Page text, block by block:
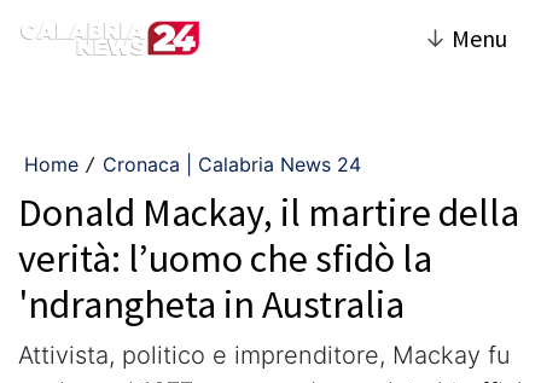
↓ Menu
Home / Cronaca | Calabria News 24
Donald Mackay, il martire della
verità: l’uomo che sfidò la
'ndrangheta in Australia
Attivista, politico e imprenditore, Mackay fu